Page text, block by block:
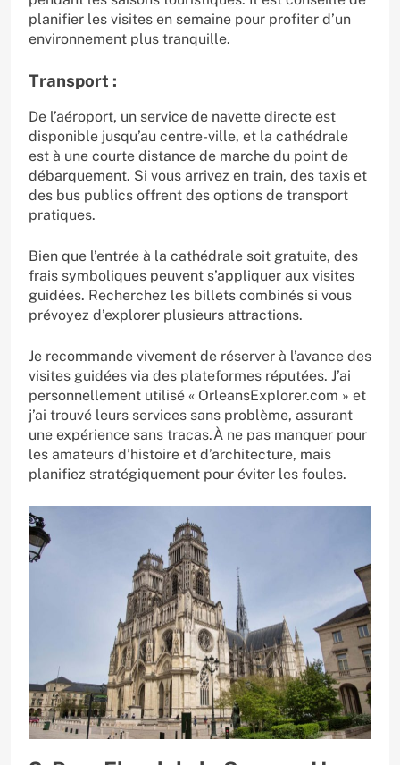
planifier les visites en semaine pour profiter d’un
environnement plus tranquille.
Transport :
De l’aéroport, un service de navette directe est
disponible jusqu’au centre-ville, et la cathédrale
est à une courte distance de marche du point de
débarquement. Si vous arrivez en train, des taxis et
des bus publics offrent des options de transport
pratiques.
Bien que l’entrée à la cathédrale soit gratuite, des
frais symboliques peuvent s’appliquer aux visites
guidées. Recherchez les billets combinés si vous
prévoyez d’explorer plusieurs attractions.
Je recommande vivement de réserver à l’avance des
visites guidées via des plateformes réputées. J’ai
personnellement utilisé « OrleansExplorer.com » et
j’ai trouvé leurs services sans problème, assurant
une expérience sans tracas.À ne pas manquer pour
les amateurs d’histoire et d’architecture, mais
planifiez stratégiquement pour éviter les foules.